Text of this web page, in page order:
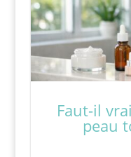
Faut-il
peau